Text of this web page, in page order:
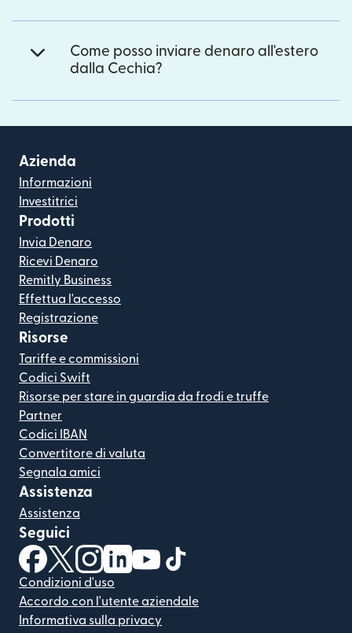
Come posso inviare denaro all'estero
dalla Cechia?
Azienda
Informazioni
Investitrici
Prodotti
Invia Denaro
Ricevi Denaro
Remitly Business
Effettua l'accesso
Registrazione
Risorse
Tariffe e commissioni
Codici Swift
Risorse per stare in guardia da frodi e truffe
Partner
Codici IBAN
Convertitore di valuta
Segnala amici
Assistenza
Assistenza
Seguici
(si apre in una nuova finestra)
(si apre in una nuova finestra)
(si apre in una nuova finestra)
(si apre in una nuova finestra)
(si apre in una nuova finestra)
Condizioni d'uso
Accordo con l'utente aziendale
Informativa sulla privacy